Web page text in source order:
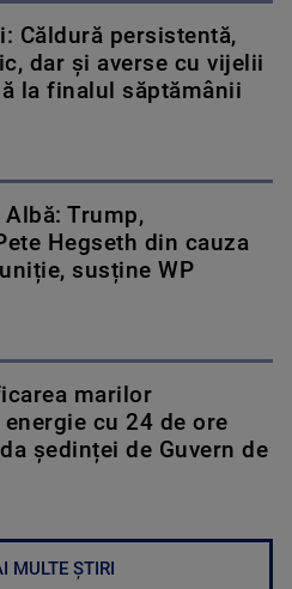
Căldură persistentă,
dar şi averse cu vijelii
la finalul săptămânii
Albă: Trump,
Hegseth din cauza
susține WP
marilor
cu 24 de ore
ședinței de Guvern de
MULTE ȘTIRI